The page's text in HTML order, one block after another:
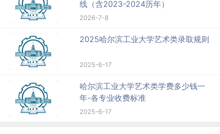
线（含2023-2024历年）
2026-7-8
2025哈尔滨工业大学艺术类录取规则
2025-6-17
哈尔滨工业大学艺术类学费多少钱一
年-各专业收费标准
2025-6-17